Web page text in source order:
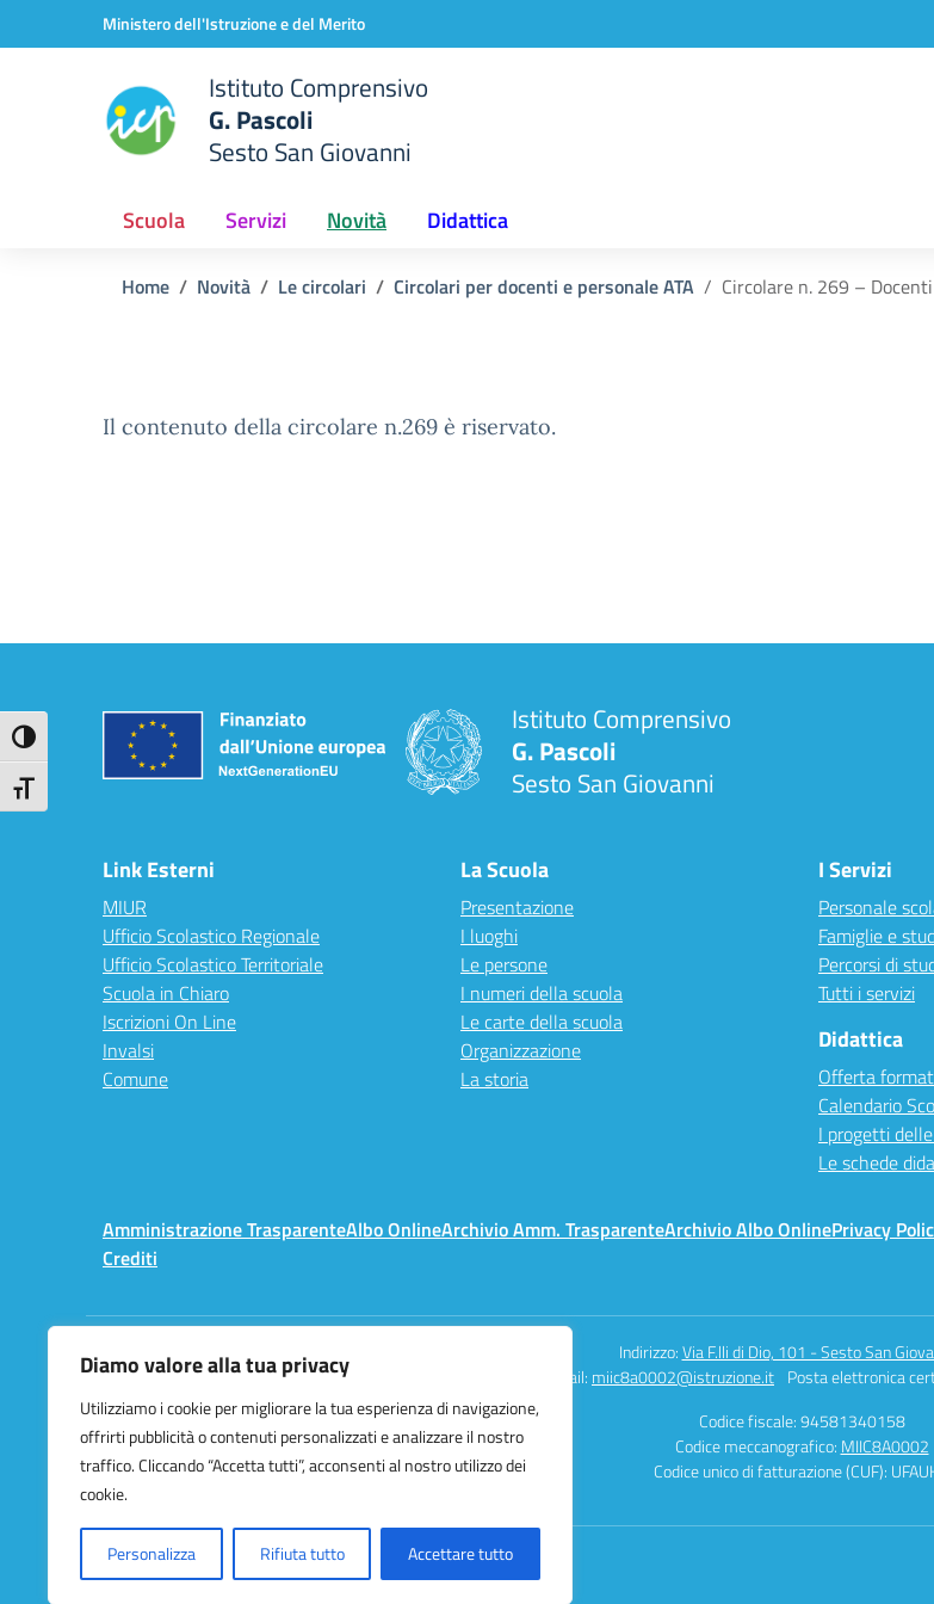
Diamo valore alla tua privacy
Utilizziamo i cookie per migliorare la tua esperienza di navigazione,
offrirti pubblicità o contenuti personalizzati e analizzare il nostro
traffico. Cliccando “Accetta tutti”, acconsenti al nostro utilizzo dei
cookie.
Personalizza Rifiuta tutto Accettare tutto
Attiva/disattiva alto contrasto
Attiva/disattiva dimensione testo
Vai ai contenuti
Vai al menu di navigazioneMinistero dell'Istruzione e del Merito
Istituto Comprensivo
G. Pascoli
Sesto San Giovanni
Scuola Servizi Novità Didattica
Home Novità Le circolari Circolari per docenti e personale ATA Circolare n. 269 – Docenti
Il contenuto della circolare n.269 è riservato.
Istituto Comprensivo
G. Pascoli
Sesto San Giovanni
Link Esterni
MIUR
Ufficio Scolastico Regionale
Ufficio Scolastico Territoriale
Scuola in Chiaro
Iscrizioni On Line
Invalsi
Comune
La Scuola
Presentazione
I luoghi
Le persone
I numeri della scuola
Le carte della scuola
Organizzazione
La storia
I Servizi
Personale
Famiglie e
Percorsi di
Tutti i servizi
Didattica
Offerta
Calendario
I progetti
Le schede
Amministrazione TrasparenteAlbo OnlineArchivio Amm. TrasparenteArchivio Albo OnlinePrivacy
Crediti
Indirizzo:Via F.lli di Dio, 101 - Sesto San
Email: miic8a0002@istruzione.it Posta elettronica
Codice fiscale: 94581340158
Codice meccanografico: MIIC8A0002
Codice unico di fatturazione (CUF):